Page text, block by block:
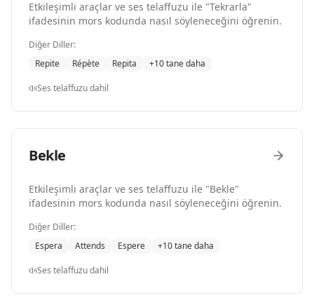
Etkileşimli araçlar ve ses telaffuzu ile "Tekrarla"
ifadesinin mors kodunda nasıl söyleneceğini öğrenin.
Diğer Diller:
Repite
Répète Repita +10 tane daha
Ses telaffuzu dahil
Bekle
Etkileşimli araçlar ve ses telaffuzu ile "Bekle"
ifadesinin mors kodunda nasıl söyleneceğini öğrenin.
Diğer Diller:
Espera
Attends Espere +10 tane daha
Ses telaffuzu dahil